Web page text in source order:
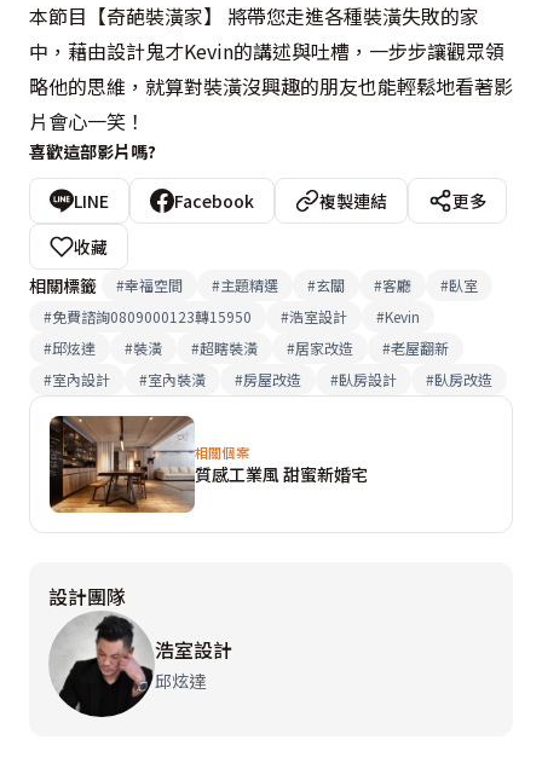
本節目【奇葩裝潢家】 將帶您走進各種裝潢失敗的家
中，藉由設計鬼才Kevin的講述與吐槽，一步步讓觀眾領
略他的思維，就算對裝潢沒興趣的朋友也能輕鬆地看著影
片會心一笑！
喜歡這部影片嗎?
LINE Facebook 複製連結
更多
收藏
相關標籤
#幸福空間 #主題精選 #玄關 #客廳 #臥室
#免費諮詢0809000123轉15950 #浩室設計 #Kevin
#邱炫達 #裝潢 #超瞎裝潢 #居家改造 #老屋翻新
#室內設計 #室內裝潢 #房屋改造 #臥房設計 #臥房改造
相關個案
質感工業風 甜蜜新婚宅
設計團隊
浩室設計
邱炫達